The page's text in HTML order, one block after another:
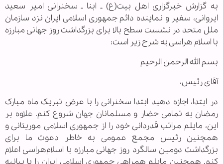
به گزارش خبرگزاری اهل بیت(ع) ـ ابنا ـ سخنرانی امیر سعید
ایروانی، سفیر و نماینده دائم جمهوری اسلامی ایران نزد سازمان
ملل متحد در نشست سطح بالا برای بزرگداشت روز جهانی مبارزه
با اسلام هراسی به شرح زیر است:
بسم الله الرحمن الرحیم
آقای رئیس،
در ابتدا، اجازه دهید ابتدا سخنرانی را با عرض تبریک ماه مبارک
رمضان به تمامی حضار و مسلمانان جهان شروع کنم. علاوه بر
این، مایلم مراتب قدردانی خود را از جمهوری اسلامی موریتانی و
همچنین رئیس مجمع عمومی به خاطر دعوت ما برای
بزرگداشت دومین سالگرد روز جهانی مبارزه با اسلام‌هراسی اعلام